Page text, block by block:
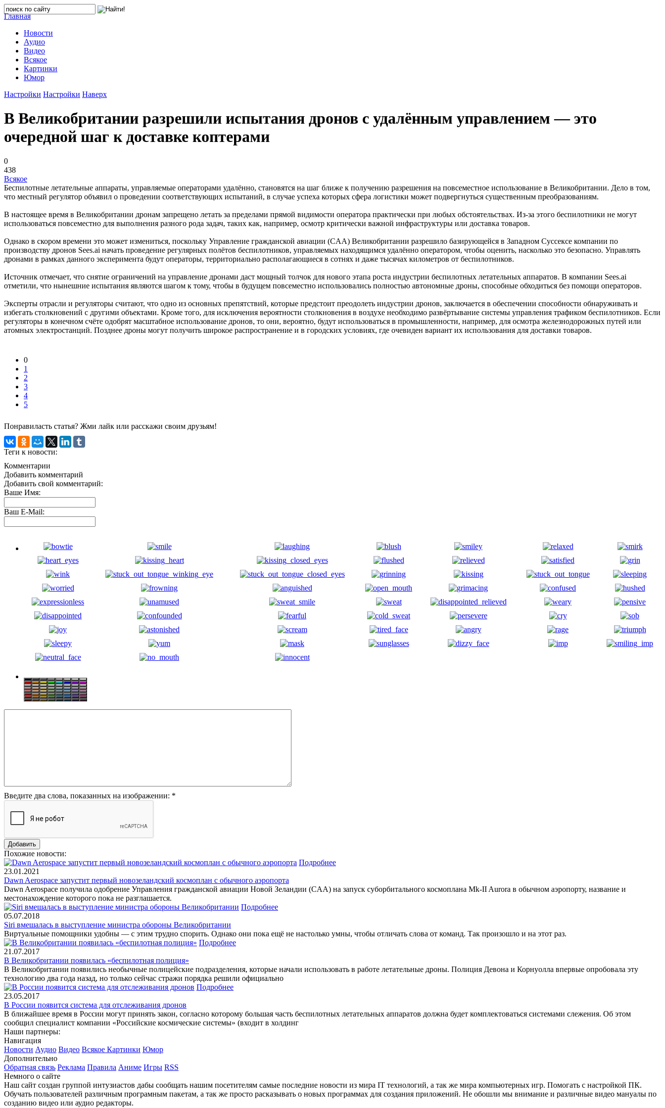
Главная
Новости
Аудио
Видео
Всякое
Картинки
Юмор
Настройки Настройки Наверх
В Великобритании разрешили испытания дронов с удалённым управлением — это
очередной шаг к доставке коптерами
0
438
Всякое
Беспилотные летательные аппараты, управляемые операторами удалённо, становятся на шаг ближе к получению разрешения на повсеместное использование в Великобритании. Дело в том,
что местный регулятор объявил о проведении соответствующих испытаний, в случае успеха которых сфера логистики может подвергнуться существенным преобразованиям.
В настоящее время в Великобритании дронам запрещено летать за пределами прямой видимости оператора практически при любых обстоятельствах. Из-за этого беспилотники не могут
использоваться повсеместно для выполнения разного рода задач, таких как, например, осмотр критически важной инфраструктуры или доставка товаров.
Однако в скором времени это может измениться, поскольку Управление гражданской авиации (CAA) Великобритании разрешило базирующейся в Западном Суссексе компании по
производству дронов Sees.ai начать проведение регулярных полётов беспилотников, управляемых находящимся удалённо оператором, чтобы оценить, насколько это безопасно. Управлять
дронами в рамках данного эксперимента будут операторы, территориально располагающиеся в сотнях и даже тысячах километров от беспилотников.
Источник отмечает, что снятие ограничений на управление дронами даст мощный толчок для нового этапа роста индустрии беспилотных летательных аппаратов. В компании Sees.ai
отметили, что нынешние испытания являются шагом к тому, чтобы в будущем повсеместно использовались полностью автономные дроны, способные обходиться без помощи операторов.
Эксперты отрасли и регуляторы считают, что одно из основных препятствий, которые предстоит преодолеть индустрии дронов, заключается в обеспечении способности обнаруживать и
избегать столкновений с другими объектами. Кроме того, для исключения вероятности столкновения в воздухе необходимо развёртывание системы управления трафиком беспилотников. Если
регуляторы в конечном счёте одобрят масштабное использование дронов, то они, вероятно, будут использоваться в промышленности, например, для осмотра железнодорожных путей или
атомных электростанций. Позднее дроны могут получить широкое распространение и в городских условиях, где очевиден вариант их использования для доставки товаров.
0
1
2
3
4
5
Понравиласть статья? Жми лайк или расскажи своим друзьям!
Теги к новости:
Комментарии
Добавить комментарий
Добавить свой комментарий:
Ваше Имя:
Ваш E-Mail:
Введите два слова, показанных на изображении: *
Похожие новости:
Подробнее
23.01.2021
Dawn Aerospace запустит первый новозеландский космоплан с обычного аэропорта
Dawn Aerospace получила одобрение Управления гражданской авиации Новой Зеландии (CAA) на запуск суборбитального космоплана Mk-II Aurora в обычном аэропорту, название и
местонахождение которого пока не разглашается.
Подробнее
05.07.2018
Siri вмешалась в выступление министра обороны Великобритании
Виртуальные помощники удобны — с этим трудно спорить. Однако они пока ещё не настолько умны, чтобы отличать слова от команд. Так произошло и на этот раз.
Подробнее
21.07.2017
В Великобритании появилась «беспилотная полиция»
В Великобритании появились необычные полицейские подразделения, которые начали использовать в работе летательные дроны. Полиция Девона и Корнуолла впервые опробовала эту
технологию два года назад, но только сейчас стражи порядка решили официально
Подробнее
23.05.2017
В России появится система для отслеживания дронов
В ближайшее время в России могут принять закон, согласно которому большая часть беспилотных летательных аппаратов должна будет комплектоваться системами слежения. Об этом
сообщил специалист компании «Российские космические системы» (входит в холдинг
Наши партнеры:
Навигация
Новости Аудио Видео Всякое Картинки Юмор
Дополнительно
Обратная связь Реклама Правила Аниме Игры RSS
Немного о сайте
Наш сайт создан группой интузиастов дабы сообщать нашим посетителям самые последние новости из мира IT технологий, а так же мира компьютерных игр. Помогать с настройкой ПК.
Обучать пользователей различным програмным пакетам, а так же просто расказывать о новых программах для создания приложений. Не обошли мы внимание и различные видео мануалы по
созданию видео или аудио редакторы.